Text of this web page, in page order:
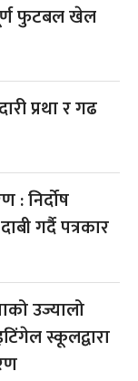
फुटबल खेल
प्रथा र गढ
: निर्दोष
गर्दै पत्रकार
उज्यालो
स्कूलद्वारा